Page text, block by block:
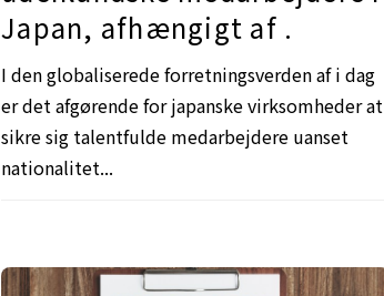
Japan, afhængigt af .
I den globaliserede forretningsverden af i dag
er det afgørende for japanske virksomheder at
sikre sig talentfulde medarbejdere uanset
nationalitet...